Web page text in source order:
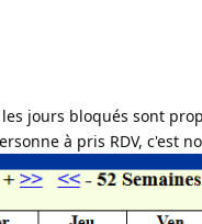
jours bloqués sont
à pris RDV, c'est